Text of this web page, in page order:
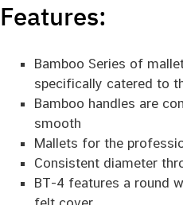
Features:
Bamboo Series of
specifically catered to
Bamboo handles are
smooth
Mallets for the
Consistent diameter
BT-4 features a round